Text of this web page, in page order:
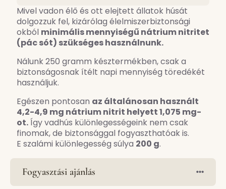
Mivel vadon élő és ott elejtett állatok húsát
dolgozzuk fel, kizárólag élelmiszerbiztonsági
okból minimális mennyiségű nátrium nitritet
(pác sót) szükséges használnunk.
Nálunk 250 gramm késztermékben, csak a
biztonságosnak ítélt napi mennyiség töredékét
használjuk.
Egészen pontosan az általánosan használt
4,2-4,9 mg nátrium nitrit helyett 1,075 mg-
ot.Így vadhús különlegességeink nem csak
finomak, de biztonsággal fogyaszthatóak is.
E szalámi különlegesség súlya 200 g.
Fogyasztási ajánlás